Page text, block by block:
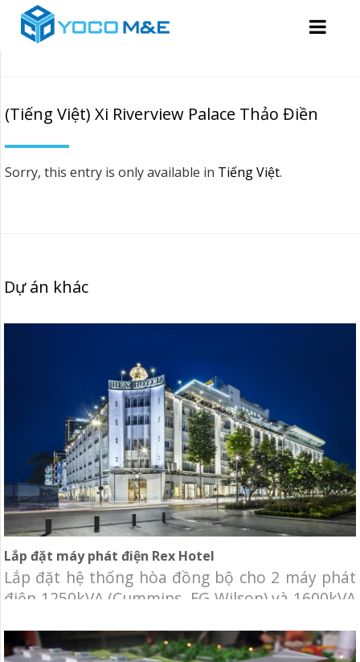
(Tiếng Việt) Xi Riverview Palace Thảo Điền
Sorry, this entry is only available in Tiếng Việt.
Dự án khác
Lắp đặt máy phát điện Rex Hotel
Lắp đặt hệ thống hòa đồng bộ cho 2 máy phát
điện 1250kVA (Cummins, FG Wilson) và 1600kVA